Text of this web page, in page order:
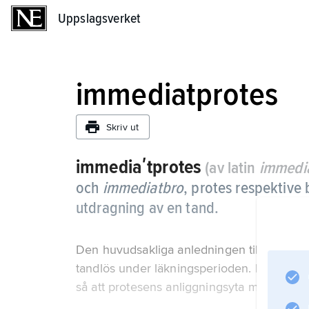
Uppslagsverket
immediatprotes
Skriv ut
immediaʹtprotes (av latin
och immediatbro, protes respektive
utdragning av en tand.
Den huvudsakliga anledningen till detta
tandlös under läkningsperioden.
så att protesens anliggningsyta mot